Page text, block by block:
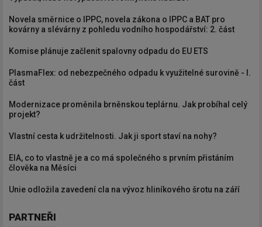
Novela směrnice o IPPC, novela zákona o IPPC a BAT pro
kovárny a slévárny z pohledu vodního hospodářství: 2. část
Komise plánuje začlenit spalovny odpadu do EU ETS
PlasmaFlex: od nebezpečného odpadu k využitelné surovině - I.
část
Modernizace proměnila brněnskou teplárnu. Jak probíhal celý
projekt?
Vlastní cesta k udržitelnosti. Jak ji sport staví na nohy?
EIA, co to vlastně je a co má společného s prvním přistáním
člověka na Měsíci
Unie odložila zavedení cla na vývoz hliníkového šrotu na září
PARTNEŘI